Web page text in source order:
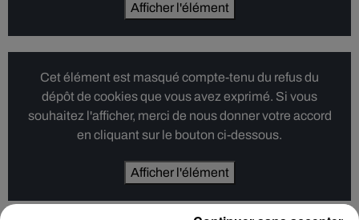
Afficher l'élément
Cet élément est masqué compte-tenu du refus du
dépôt de cookies que vous avez exprimé. Si vous
souhaitez l'afficher, merci de nous donner votre accord
en cliquant sur le bouton ci-dessous.
Afficher l'élément